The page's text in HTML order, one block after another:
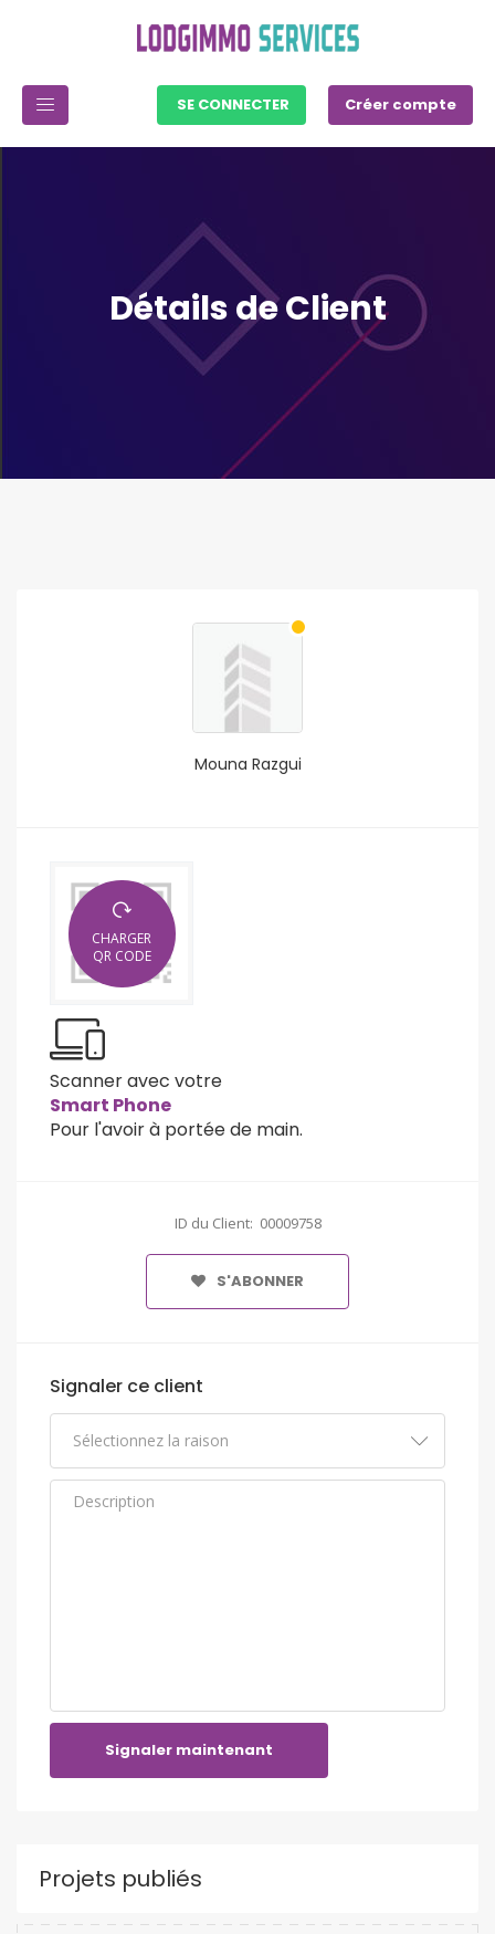
SE CONNECTER Créer compte
Détails de Client
Mouna Razgui
CHARGER
QR CODE
Scanner avec votre
Smart Phone
Pour l'avoir à portée de main.
ID du Client: 00009758
S'ABONNER
Signaler ce client
Signaler maintenant
Projets publiés